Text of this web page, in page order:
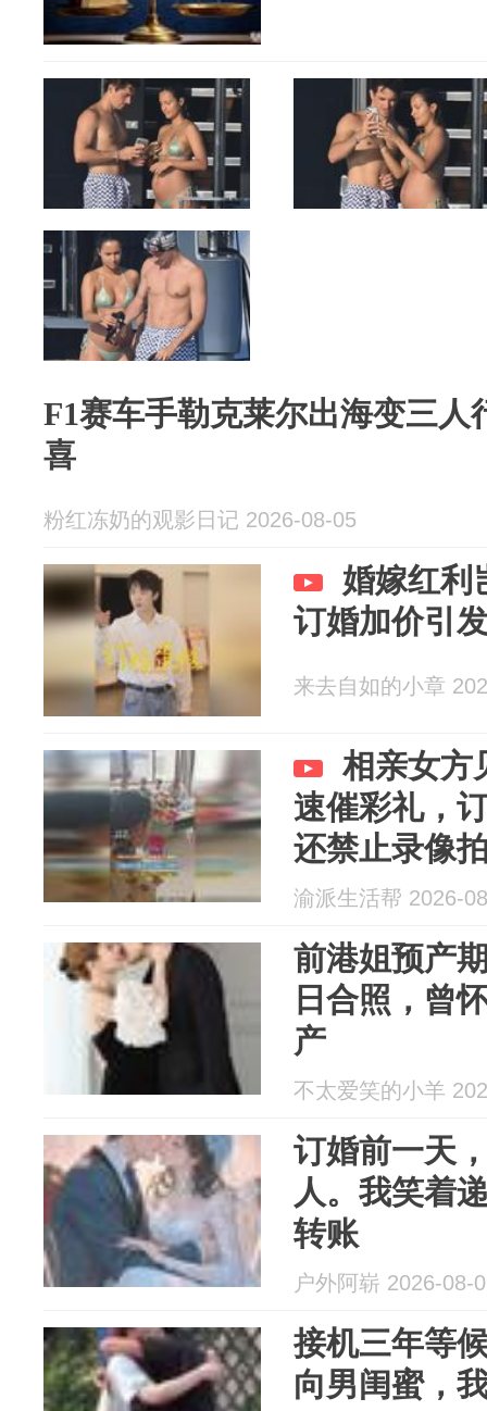
F1赛车手勒克莱尔出海变三人
喜
粉红冻奶的观影日记 2026-08-05
婚嫁红利
订婚加价引
来去自如的小章
相亲女方
速催彩礼，
还禁止录像
渝派生活帮 2026-
前港姐预产
日合照，曾
产
不太爱笑的小羊
订婚前一天
人。我笑着
转账
户外阿崭 2026-08-
接机三年等
向男闺蜜，